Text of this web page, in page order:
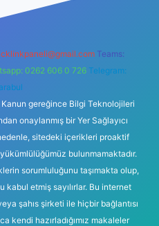
Teams:
0262 606 0 726 Telegram:
Kanun gereğince Bilgi Teknolojileri
onaylanmış bir Yer Sağlayıcı
sitedeki içerikleri proaktif
bulunmamaktadır.
sorumluluğunu taşımakta olup,
etmiş sayılırlar. Bu internet
şahıs şirketi ile hiçbir bağlantısı
kendi hazırladığımız makaleler